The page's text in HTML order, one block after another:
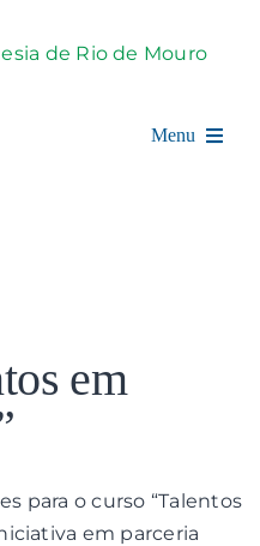
Menu
em
para o curso “Talentos
em parceria